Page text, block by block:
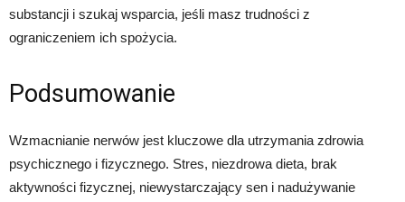
substancji i szukaj wsparcia, jeśli masz trudności z
ograniczeniem ich spożycia.
Podsumowanie
Wzmacnianie nerwów jest kluczowe dla utrzymania zdrowia
psychicznego i fizycznego. Stres, niezdrowa dieta, brak
aktywności fizycznej, niewystarczający sen i nadużywanie